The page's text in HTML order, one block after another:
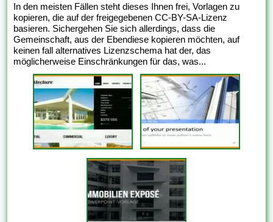
In den meisten Fällen steht dieses Ihnen frei, Vorlagen zu
kopieren, die auf der freigegebenen CC-BY-SA-Lizenz
basieren. Sichergehen Sie sich allerdings, dass die
Gemeinschaft, aus der Ebendiese kopieren möchten, auf
keinen fall alternatives Lizenzschema hat der, das
möglicherweise Einschränkungen für das, was...